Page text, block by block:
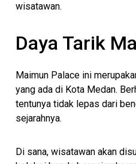
wisatawan.
Daya Tarik
Maimun Palace ini
yang ada di Kota Medan.
tentunya tidak lepas dari
sejarahnya.
Di sana, wisatawan akan